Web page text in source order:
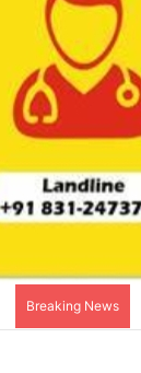
Breaking News